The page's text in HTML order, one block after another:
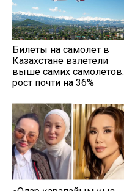
Билеты на самолет в
Казахстане взлетели
выше самих самолетов:
рост почти на 36%